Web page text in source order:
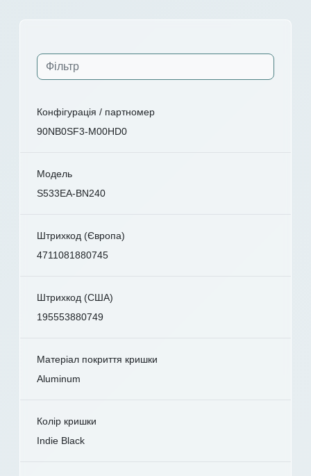
Конфігурація / партномер
90NB0SF3-M00HD0
Модель
S533EA-BN240
Штрихкод (Європа)
4711081880745
Штрихкод (США)
195553880749
Матеріал покриття кришки
Aluminum
Колір кришки
Indie Black